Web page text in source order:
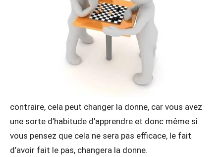
contraire, cela peut changer la donne, car vous avez
une sorte d’habitude d’apprendre et donc même si
vous pensez que cela ne sera pas efficace, le fait
d’avoir fait le pas, changera la donne.